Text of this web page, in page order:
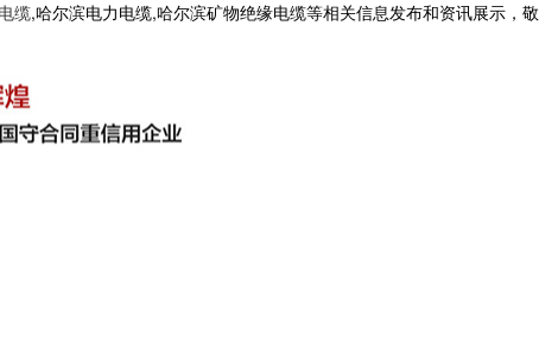
缆,哈尔滨电力电缆,哈尔滨矿物绝缘电缆等相关信息发布和资讯展示，敬